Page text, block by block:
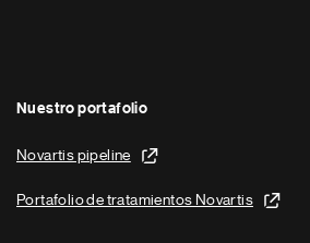
Nuestro portafolio
Novartis pipeline
Portafolio de tratamientos Novartis